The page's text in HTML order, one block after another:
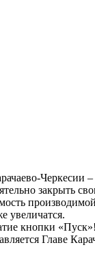
Черкесии
закрыть
увеличатся.
кнопки
Главе